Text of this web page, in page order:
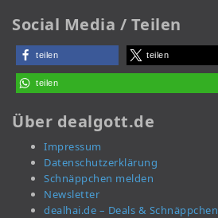
Social Media / Teilen
teilen teilen
teilen
Über dealgott.de
Impressum
Datenschutzerklärung
Schnäppchen melden
Newsletter
dealhai.de – Deals & Schnäppchen